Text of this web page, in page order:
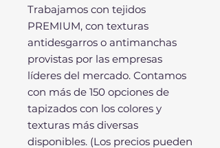
Trabajamos con tejidos
PREMIUM, con texturas
antidesgarros o antimanchas
provistas por las empresas
líderes del mercado. Contamos
con más de 150 opciones de
tapizados con los colores y
texturas más diversas
disponibles. (Los precios pueden